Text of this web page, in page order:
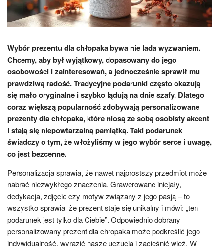
Wybór prezentu dla chłopaka bywa nie lada wyzwaniem.
Chcemy, aby był wyjątkowy, dopasowany do jego
osobowości i zainteresowań, a jednocześnie sprawił mu
prawdziwą radość. Tradycyjne podarunki często okazują
się mało oryginalne i szybko lądują na dnie szafy. Dlatego
coraz większą popularność zdobywają personalizowane
prezenty dla chłopaka, które niosą ze sobą osobisty akcent
i stają się niepowtarzalną pamiątką. Taki podarunek
świadczy o tym, że włożyliśmy w jego wybór serce i uwagę,
co jest bezcenne.
Personalizacja sprawia, że nawet najprostszy przedmiot może
nabrać niezwykłego znaczenia. Grawerowane inicjały,
dedykacja, zdjęcie czy motyw związany z jego pasją – to
wszystko sprawia, że prezent staje się unikalny i mówi: „ten
podarunek jest tylko dla Ciebie”. Odpowiednio dobrany
personalizowany prezent dla chłopaka może podkreślić jego
indywidualność, wyrazić nasze uczucia i zacieśnić więź. W